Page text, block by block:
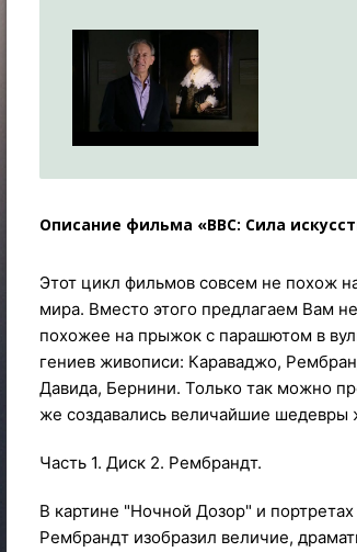
Описание фильма «BBC: Сила
Этот цикл фильмов совсем не похож
мира. Вместо этого предлагаем Вам
похожее на прыжок с парашютом в
гениев живописи: Караваджо,
Давида, Бернини. Только так можно
же создавались величайшие шедевры
Часть 1. Диск 2. Рембрандт.
В картине "Ночной Дозор" и
Рембрандт изобразил величие,